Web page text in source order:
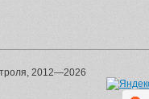
2012—2026